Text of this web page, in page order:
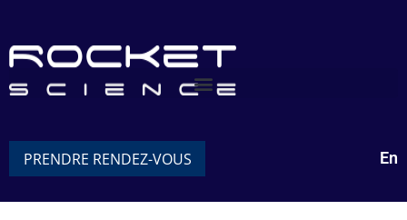
PRENDRE RENDEZ-VOUS En